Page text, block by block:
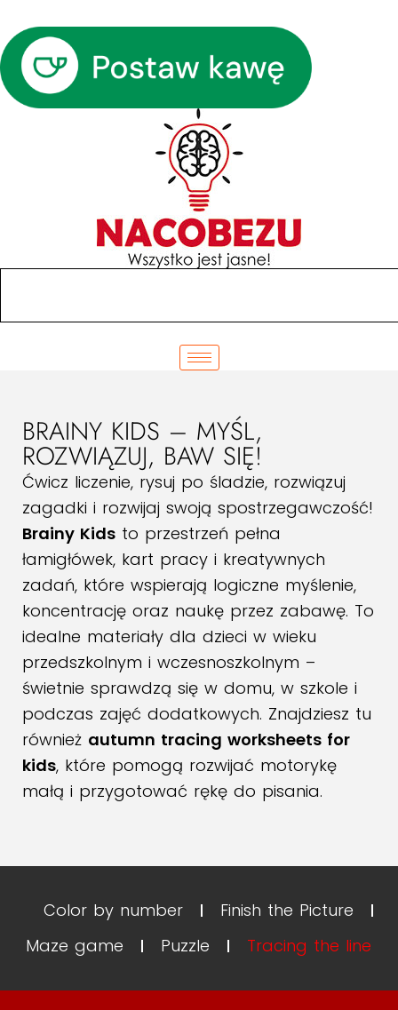
BRAINY KIDS – MYŚL,
ROZWIĄZUJ, BAW SIĘ!
Ćwicz liczenie, rysuj po śladzie, rozwiązuj
zagadki i rozwijaj swoją spostrzegawczość!
Brainy Kids to przestrzeń pełna
łamigłówek, kart pracy i kreatywnych
zadań, które wspierają logiczne myślenie,
koncentrację oraz naukę przez zabawę. To
idealne materiały dla dzieci w wieku
przedszkolnym i wczesnoszkolnym –
świetnie sprawdzą się w domu, w szkole i
podczas zajęć dodatkowych. Znajdziesz tu
również autumn tracing worksheets for
kids, które pomogą rozwijać motorykę
małą i przygotować rękę do pisania.
Color by number
Finish the Picture
Maze game
Puzzle Tracing the line